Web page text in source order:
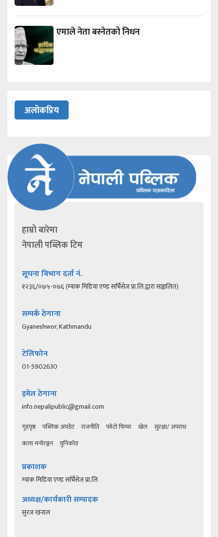
एमाले नेता बस्नेतको निधन
अलोकप्रिय
हाम्रो बारेमा
नेपाली पब्लिक टिम
सूचना विभाग दर्ता नं.
१२३६/०७५-०७६ (म्याक मिडिया एण्ड सर्भिसेज प्रा.लि.द्वारा सञ्चालित)
सम्पर्क ठेगाना
Gyaneshwor, Kathmandu
टेलिफोन
01-5902630
इमेल ठेगाना
info.nepalipublic@gmail.com
गृहपृष्ठ पब्लिक अपडेट राजनीति फोटो फिचर खेल
सुरक्षा/ अपराध
कला मनोरञ्जन
युनिकोड
प्रकाशक
म्याक मिडिया एण्ड सर्भिसेज प्रा.लि
अध्यक्ष/कार्यकारी सम्पादक
सुरज खनाल